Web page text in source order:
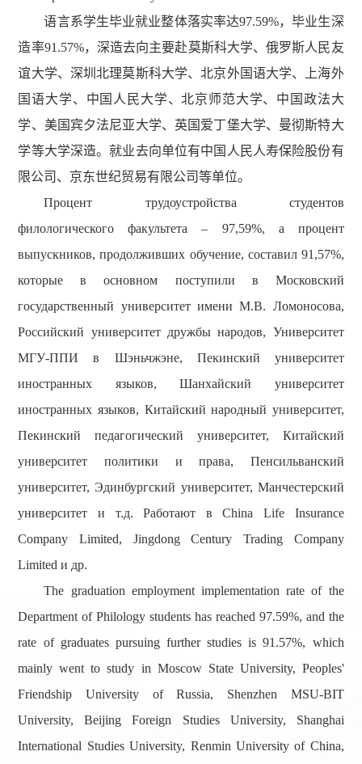
语言系学生毕业就业整体落实率达97.59%，毕业生深
造率91.57%，深造去向主要赴莫斯科大学、俄罗斯人民友
谊大学、深圳北理莫斯科大学、北京外国语大学、上海外
国语大学、中国人民大学、北京师范大学、中国政法大
学、美国宾夕法尼亚大学、英国爱丁堡大学、曼彻斯特大
学等大学深造。就业去向单位有中国人民人寿保险股份有
限公司、京东世纪贸易有限公司等单位。
Процент трудоустройства студентов
филологического факультета – 97,59%, а процент
выпускников, продолживших обучение, составил 91,57%,
которые в основном поступили в Московский
государственный университет имени М.В. Ломоносова,
Российский университет дружбы народов, Университет
МГУ-ППИ в Шэньчжэне, Пекинский университет
иностранных языков, Шанхайский университет
иностранных языков, Китайский народный университет,
Пекинский педагогический университет, Китайский
университет политики и права, Пенсильванский
университет, Эдинбургский университет, Манчестерский
университет и т.д. Работают вChina Life
Insurance
Company
Limited, Jingdong Century Trading
Company
Limited и др.
The graduation employment implementation rate of the
Department of Philology students has reached 97.59%, and the
rate of graduates pursuing further studies is 91.57%, which
mainly went to study in Moscow State University, Peoples'
Friendship University of Russia, Shenzhen MSU-BIT
University, Beijing Foreign Studies University, Shanghai
International Studies University, Renmin University of China,